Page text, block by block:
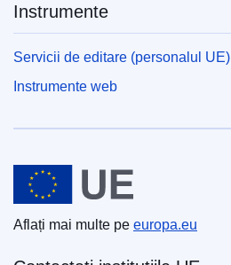
Instrumente
Servicii de editare (personalul UE)
Instrumente web
Uniunea Europeană
Aflați mai multe pe europa.eu